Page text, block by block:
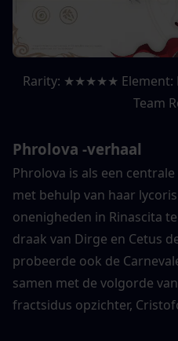
Rarity: ★★★★★ Element:
Team
Phrolova -verhaal
Phrolova is als een
met behulp van haar
onenigheden in Rinascita
draak van Dirge en Cetus
probeerde ook de
samen met de volgorde
fractsidus opzichter,